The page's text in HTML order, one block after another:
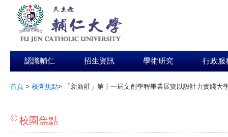
認識輔仁 招生資訊 學術研究 行政服
首頁 > 校園焦點> 「新新莊」第十一屆文創學程畢業展覽以設計力實踐大
校園焦點